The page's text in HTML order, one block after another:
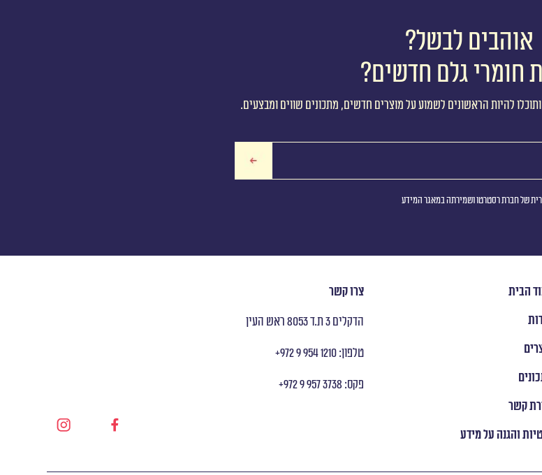
אוהבים לבשל?
חומרי גלם חדשים?
להיות הראשונים לשמוע על מוצרים חדשים, מתכונים שווים ומבצעים.
של חברת רסטרטו ושמירתה במאגר המידע
הבית
קשר
והגנה על מידע
צרו קשר
הדקלים 3 ת.ד 8053 ראש העין
טלפון: ‭ +972 9 954 1210
פקס: ‭ +972 9 957 3738